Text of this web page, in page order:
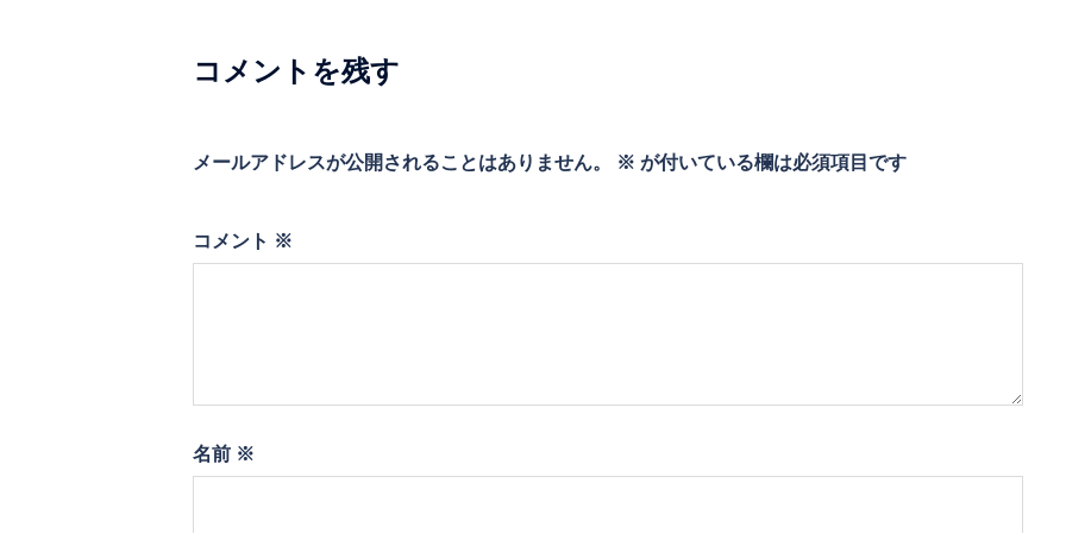
コメントを残す
メールアドレスが公開されることはありません。 ※ が付いている欄は必須項目です
コメント ※
名前 ※